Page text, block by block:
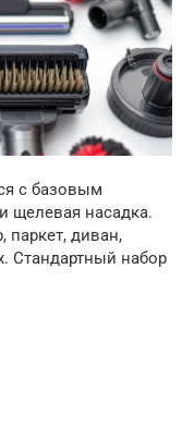
с базовым
щелевая насадка.
диван,
Стандартный набор